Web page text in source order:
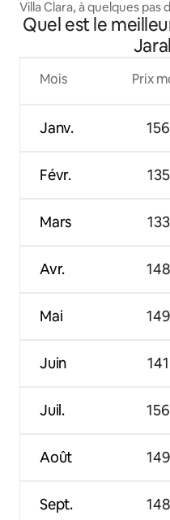
Villa Clara, à quelques pas
Quel est le
Mois
Janv.
Févr.
Mars
Avr.
Mai
Juin
Juil.
Août
Sept.
Prix